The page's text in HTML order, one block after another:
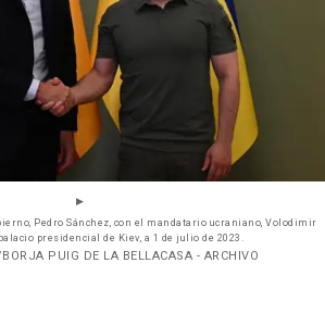
Pedro Sánchez, con el mandatario ucraniano, Volodimir
presidencial de Kiev, a 1 de julio de 2023.
PUIG DE LA BELLACASA - ARCHIVO